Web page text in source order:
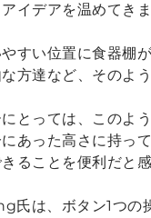
イデアを温めてきま
すい位置に食器棚
方達など、そのよ
とっては、このよ
あった高さに持っ
ることを便利だと
氏は、ボタン1つの